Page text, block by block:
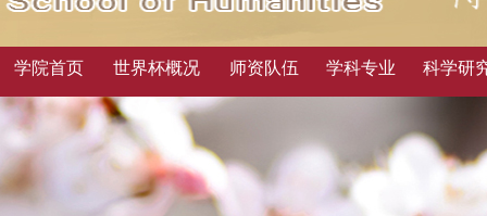
学院首页 世界杯概况 师资队伍 学科专业 科学研